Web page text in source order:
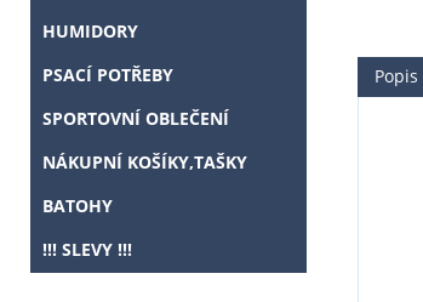
Popis
HUMIDORY
PSACÍ POTŘEBY
SPORTOVNÍ OBLEČENÍ
NÁKUPNÍ KOŠÍKY,TAŠKY
BATOHY
!!! SLEVY !!!